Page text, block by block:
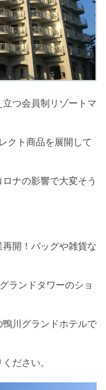
つ会員制リゾートマ
クト商品を展開して
ナの影響で大変そう
開！バッグや雑貨な
ランドタワーのショ
川グランドホテルで
ださい。